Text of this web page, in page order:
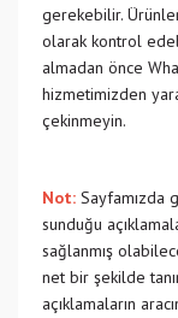
gerekebilir.
olarak kontrol
almadan önce
hizmetimizden
çekinmeyin.
Not: Sayfamızda
sunduğu
sağlanmış
net bir şekilde
açıklamaların